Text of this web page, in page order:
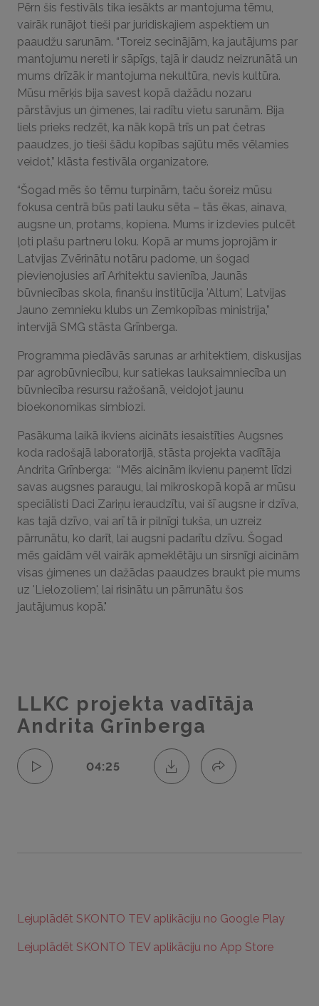
Pērn šis festivāls tika iesākts ar mantojuma tēmu,
vairāk runājot tieši par juridiskajiem aspektiem un
paaudžu sarunām. “Toreiz secinājām, ka jautājums par
mantojumu nereti ir sāpīgs, tajā ir daudz neizrunātā un
mums drīzāk ir mantojuma nekultūra, nevis kultūra.
Mūsu mērķis bija savest kopā dažādu nozaru
pārstāvjus un ģimenes, lai radītu vietu sarunām. Bija
liels prieks redzēt, ka nāk kopā trīs un pat četras
paaudzes, jo tieši šādu kopības sajūtu mēs vēlamies
veidot,” klāsta festivāla organizatore.
“Šogad mēs šo tēmu turpinām, taču šoreiz mūsu
fokusa centrā būs pati lauku sēta – tās ēkas, ainava,
augsne un, protams, kopiena. Mums ir izdevies pulcēt
ļoti plašu partneru loku. Kopā ar mums joprojām ir
Latvijas Zvērinātu notāru padome, un šogad
pievienojusies arī Arhitektu savienība, Jaunās
būvniecības skola, finanšu institūcija 'Altum', Latvijas
Jauno zemnieku klubs un Zemkopības ministrija,”
intervijā SMG stāsta Grīnberga.
Programma piedāvās sarunas ar arhitektiem, diskusijas
par agrobūvniecību, kur satiekas lauksaimniecība un
būvniecība resursu ražošanā, veidojot jaunu
bioekonomikas simbiozi.
Pasākuma laikā ikviens aicināts iesaistīties Augsnes
koda radošajā laboratorijā, stāsta projekta vadītāja
Andrita Grīnberga: “Mēs aicinām ikvienu paņemt līdzi
savas augsnes paraugu, lai mikroskopā kopā ar mūsu
speciālisti Daci Zariņu ieraudzītu, vai šī augsne ir dzīva,
kas tajā dzīvo, vai arī tā ir pilnīgi tukša, un uzreiz
pārrunātu, ko darīt, lai augsni padarītu dzīvu. Šogad
mēs gaidām vēl vairāk apmeklētāju un sirsnīgi aicinām
visas ģimenes un dažādas paaudzes braukt pie mums
uz 'Lielozoliem', lai risinātu un pārrunātu šos
jautājumus kopā."
LLKC projekta vadītāja
Andrita Grīnberga
04:25
Lejuplādēt SKONTO TEV aplikāciju no Google Play
Lejuplādēt SKONTO TEV aplikāciju no App Store